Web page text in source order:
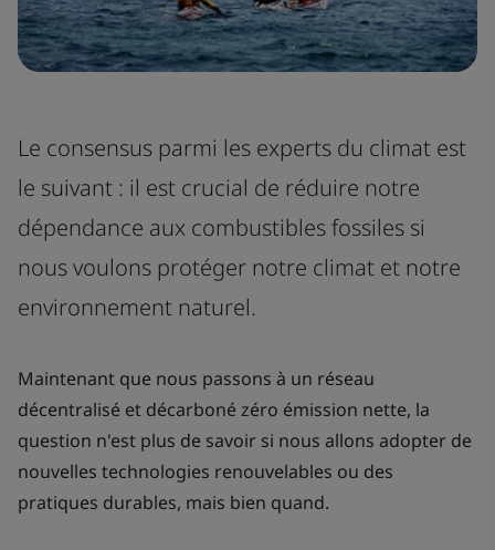
Le consensus parmi les experts du climat est
le suivant : il est crucial de réduire notre
dépendance aux combustibles fossiles si
nous voulons protéger notre climat et notre
environnement naturel.
Maintenant que nous passons à un réseau
décentralisé et décarboné zéro émission nette, la
question n'est plus de savoir si nous allons adopter de
nouvelles technologies renouvelables ou des
pratiques durables, mais bien quand.